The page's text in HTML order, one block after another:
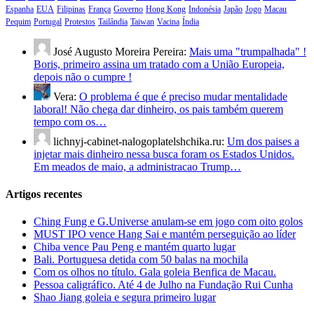
Espanha EUA Filipinas França Governo Hong Kong Indonésia Japão Jogo Macau
Pequim Portugal Protestos Tailândia Taiwan Vacina Índia
José Augusto Moreira Pereira: Mais uma "trumpalhada" !
Boris, primeiro assina um tratado com a União Europeia,
depois não o cumpre !
Vera: O problema é que é preciso mudar mentalidade
laboral! Não chega dar dinheiro, os pais também querem
tempo com os…
lichnyj-cabinet-nalogoplatelshchika.ru: Um dos paises a
injetar mais dinheiro nessa busca foram os Estados Unidos.
Em meados de maio, a administracao Trump…
Artigos recentes
Ching Fung e G.Universe anulam-se em jogo com oito golos
MUST IPO vence Hang Sai e mantém perseguição ao líder
Chiba vence Pau Peng e mantém quarto lugar
Bali. Portuguesa detida com 50 balas na mochila
Com os olhos no título. Gala goleia Benfica de Macau.
Pessoa caligráfico. Até 4 de Julho na Fundação Rui Cunha
Shao Jiang goleia e segura primeiro lugar